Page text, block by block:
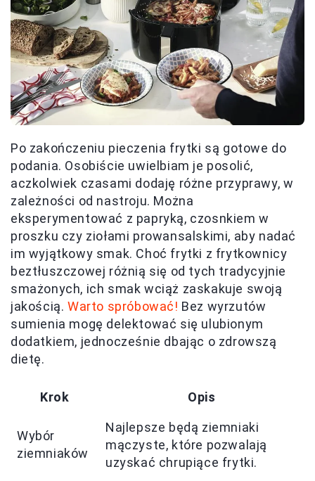
Po zakończeniu pieczenia frytki są gotowe do
podania. Osobiście uwielbiam je posolić,
aczkolwiek czasami dodaję różne przyprawy, w
zależności od nastroju. Można
eksperymentować z papryką, czosnkiem w
proszku czy ziołami prowansalskimi, aby nadać
im wyjątkowy smak. Choć frytki z frytkownicy
beztłuszczowej różnią się od tych tradycyjnie
smażonych, ich smak wciąż zaskakuje swoją
jakością. Warto spróbować! Bez wyrzutów
sumienia mogę delektować się ulubionym
dodatkiem, jednocześnie dbając o zdrowszą
dietę.
Krok Opis
Wybór
ziemniaków
Najlepsze będą ziemniaki
mączyste, które pozwalają
uzyskać chrupiące frytki.